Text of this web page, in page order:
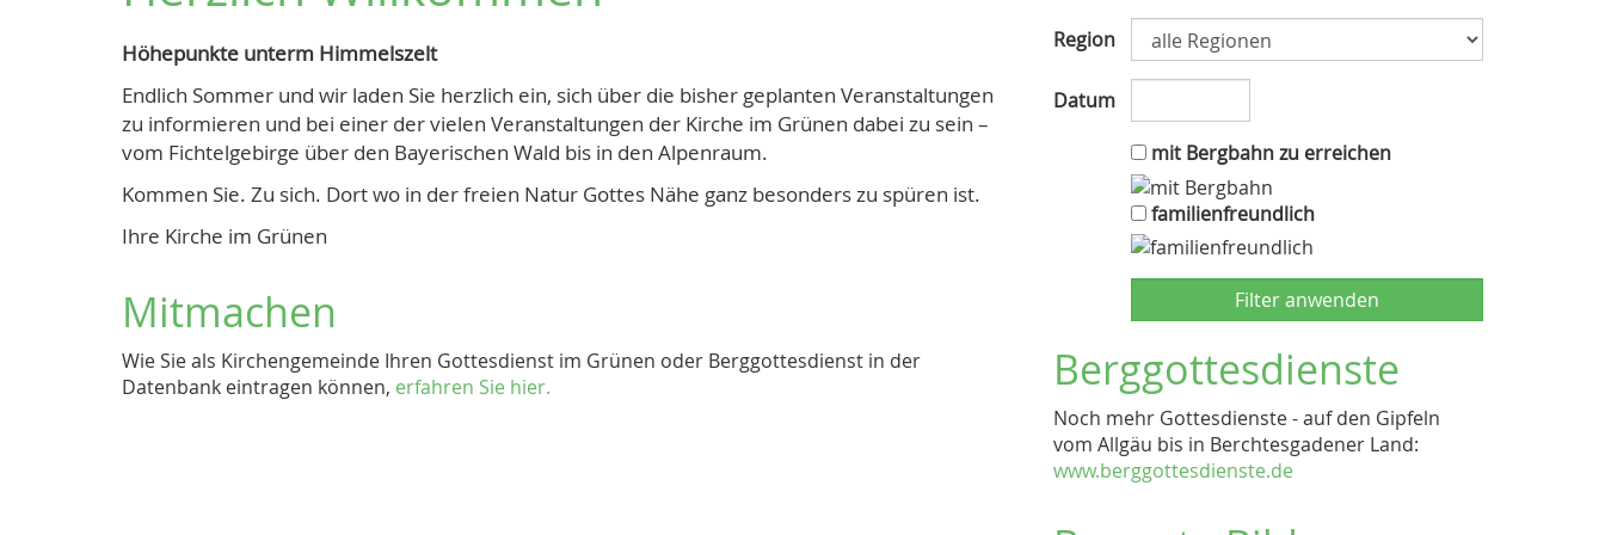
Höhepunkte unterm Himmelszelt
Endlich Sommer und wir laden Sie herzlich ein, sich über die bisher geplanten Veranstaltungen
zu informieren und bei einer der vielen Veranstaltungen der Kirche im Grünen dabei zu sein –
vom Fichtelgebirge über den Bayerischen Wald bis in den Alpenraum.
Kommen Sie. Zu sich. Dort wo in der freien Natur Gottes Nähe ganz besonders zu spüren ist.
Ihre Kirche im Grünen
Mitmachen
Wie Sie als Kirchengemeinde Ihren Gottesdienst im Grünen oder Berggottesdienst in der
Datenbank eintragen können, erfahren Sie hier.
Region
Datum
mit Bergbahn zu erreichen
familienfreundlich
Berggottesdienste
Noch mehr Gottesdienste - auf den Gipfeln
vom Allgäu bis in Berchtesgadener Land:
www.berggottesdienste.de